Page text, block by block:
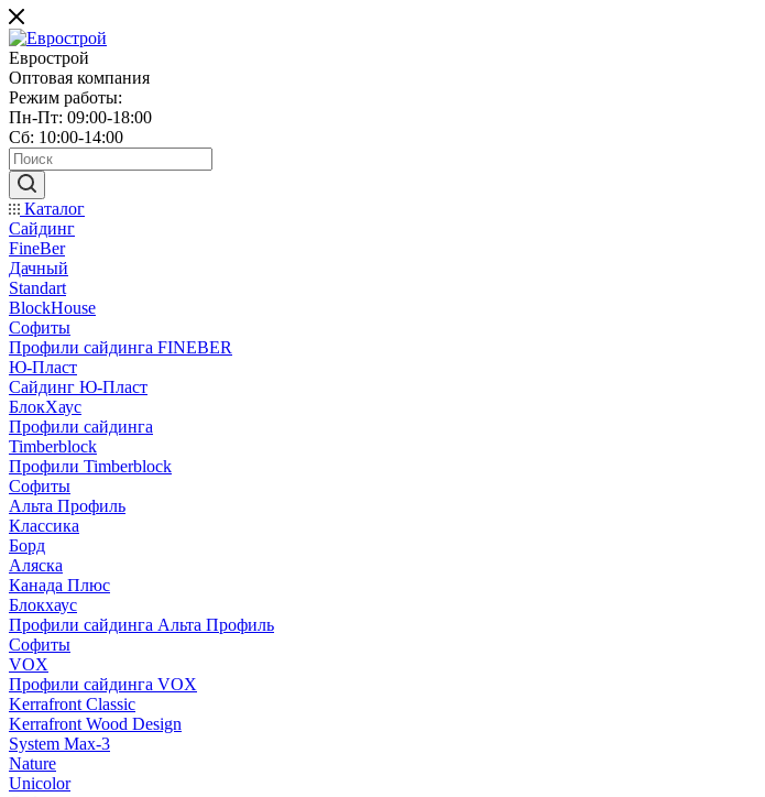
Еврострой
Оптовая компания
Режим работы:
Пн-Пт: 09:00-18:00
Сб: 10:00-14:00
Каталог
Сайдинг
FineBer
Дачный
Standart
BlockHouse
Софиты
Профили сайдинга FINEBER
Ю-Пласт
Сайдинг Ю-Пласт
БлокХаус
Профили сайдинга
Timberblock
Профили Timberblock
Софиты
Альта Профиль
Классика
Борд
Аляска
Канада Плюс
Блокхаус
Профили сайдинга Альта Профиль
Софиты
VOX
Профили сайдинга VOX
Kerrafront Classic
Kerrafront Wood Design
System Max-3
Nature
Unicolor